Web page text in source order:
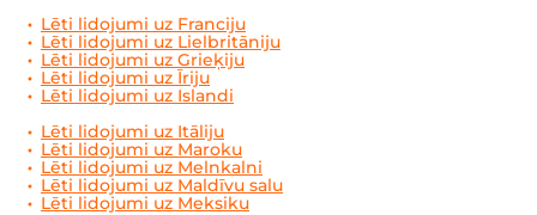
Lēti lidojumi uz Franciju
Lēti lidojumi uz Lielbritāniju
Lēti lidojumi uz Grieķiju
Lēti lidojumi uz Īriju
Lēti lidojumi uz Islandi
Lēti lidojumi uz Itāliju
Lēti lidojumi uz Maroku
Lēti lidojumi uz Melnkalni
Lēti lidojumi uz Maldīvu salu
Lēti lidojumi uz Meksiku